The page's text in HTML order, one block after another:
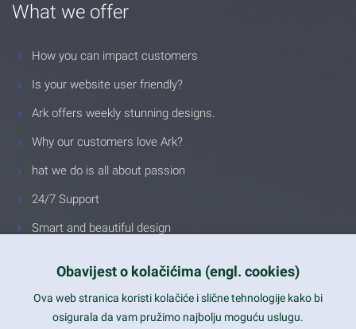
What we offer
How you can impact customers
Is your website user friendly?
Ark offers weekly stunning designs.
Why our customers love Ark?
hat we do is all about passion
24/7 Support
Smart and beautiful design
Latest trends and much more...
Obavijest o kolačićima (engl. cookies)
Ova web stranica koristi kolačiće i slične tehnologije kako bi
osigurala da vam pružimo najbolju moguću uslugu.